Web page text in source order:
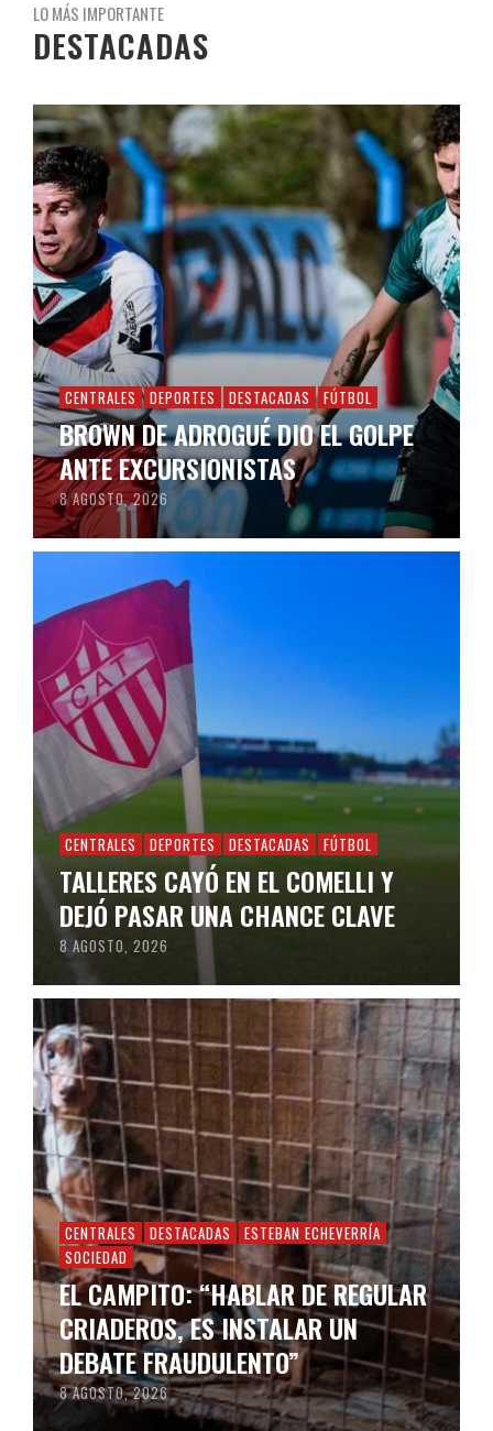
LO MÁS IMPORTANTE
DESTACADAS
CENTRALES DEPORTES DESTACADAS FÚTBOL
BROWN DE ADROGUÉ DIO EL GOLPE
ANTE EXCURSIONISTAS
8 AGOSTO, 2026
CENTRALES DEPORTES DESTACADAS FÚTBOL
TALLERES CAYÓ EN EL COMELLI Y
DEJÓ PASAR UNA CHANCE CLAVE
8 AGOSTO, 2026
CENTRALES DESTACADAS
ESTEBAN ECHEVERRÍA
SOCIEDAD
EL CAMPITO: “HABLAR DE REGULAR
CRIADEROS, ES INSTALAR UN
DEBATE FRAUDULENTO”
8 AGOSTO, 2026